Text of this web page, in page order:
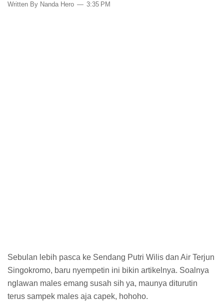
Written By Nanda Hero 3:35 PM
Sebulan lebih pasca ke Sendang Putri Wilis dan Air Terjun
Singokromo, baru nyempetin ini bikin artikelnya. Soalnya
nglawan males emang susah sih ya, maunya diturutin
terus sampek males aja capek, hohoho.